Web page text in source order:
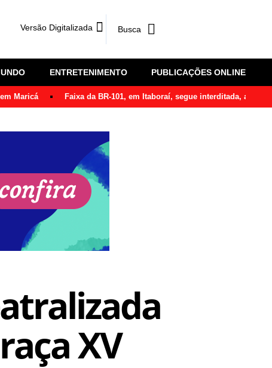
Versão Digitalizada
ENTRETENIMENTO PUBLICAÇÕES ONLINE
Maricá Faixa da BR-101, em Itaboraí, segue interditada, após
XV